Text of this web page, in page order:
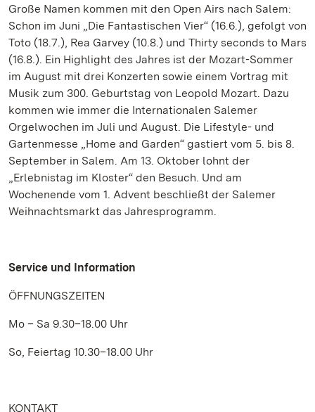
Große Namen kommen mit den Open Airs nach Salem:
Schon im Juni „Die Fantastischen Vier“ (16.6.), gefolgt von
Toto (18.7.), Rea Garvey (10.8.) und Thirty seconds to Mars
(16.8.). Ein Highlight des Jahres ist der Mozart-Sommer
im August mit drei Konzerten sowie einem Vortrag mit
Musik zum 300. Geburtstag von Leopold Mozart. Dazu
kommen wie immer die Internationalen Salemer
Orgelwochen im Juli und August. Die Lifestyle- und
Gartenmesse „Home and Garden“ gastiert vom 5. bis 8.
September in Salem. Am 13. Oktober lohnt der
„Erlebnistag im Kloster“ den Besuch. Und am
Wochenende vom 1. Advent beschließt der Salemer
Weihnachtsmarkt das Jahresprogramm.
Service und Information
ÖFFNUNGSZEITEN
Mo – Sa 9.30–18.00 Uhr
So, Feiertag 10.30–18.00 Uhr
KONTAKT